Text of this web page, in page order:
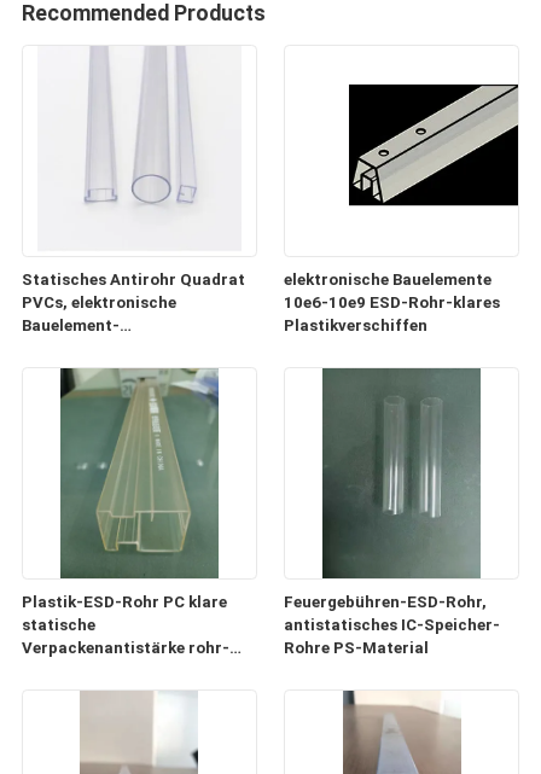
Recommended Products
Statisches Antirohr Quadrat
PVCs, elektronische
Bauelement-
elektronische Bauelemente
10e6-10e9 ESD-Rohr-klares
Plastikverschiffen
Plastik-ESD-Rohr PC klare
statische
Verpackenantistärke rohr-
Feuergebühren-ESD-Rohr,
antistatisches IC-Speicher-
Rohre PS-Material